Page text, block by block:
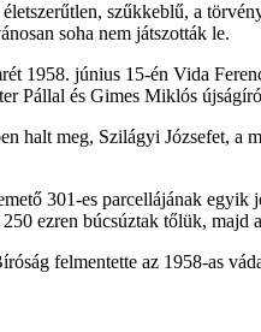
szűkkeblű, a
soha nem játszották le.
június 15-én Vida
Pállal és Gimes Miklós
halt meg, Szilágyi Józsefet,
301-es parcellájának
ezren búcsúztak tőlük, majd
felmentette az 1958-as